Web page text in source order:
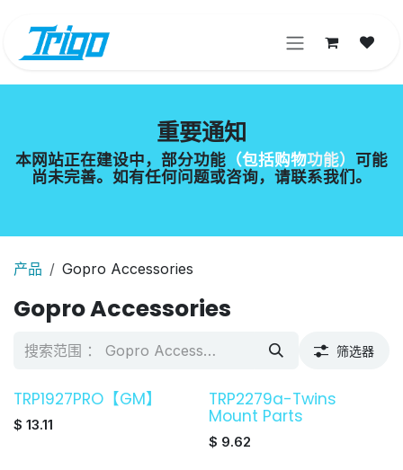
重要通知
本网站正在建设中，部分功能 （包括购物功能） 可能
尚未完善。如有任何问题或咨询，请联系我们。
产品 Gopro Accessories
Gopro Accessories
筛选器
TRP1927PRO【GM】
$ 13.11
TRP2279a-Twins
Mount Parts
$ 9.62